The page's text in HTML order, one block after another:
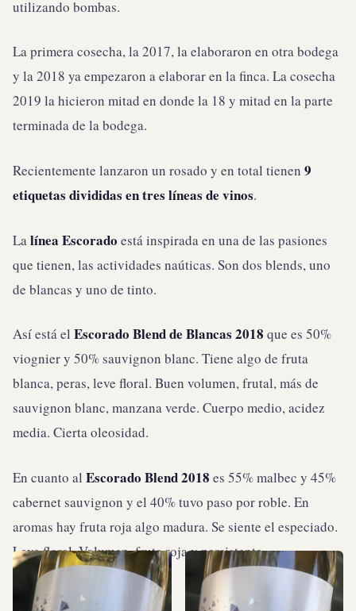
utilizando bombas.
La primera cosecha, la 2017, la elaboraron en otra bodega
y la 2018 ya empezaron a elaborar en la finca. La cosecha
2019 la hicieron mitad en donde la 18 y mitad en la parte
terminada de la bodega.
Recientemente lanzaron un rosado y en total tienen 9
etiquetas divididas en tres líneas de vinos.
La línea Escorado está inspirada en una de las pasiones
que tienen, las actividades naúticas. Son dos blends, uno
de blancas y uno de tinto.
Así está el Escorado Blend de Blancas 2018 que es 50%
viognier y 50% sauvignon blanc. Tiene algo de fruta
blanca, peras, leve floral. Buen volumen, frutal, más de
sauvignon blanc, manzana verde. Cuerpo medio, acidez
media. Cierta oleosidad.
En cuanto al Escorado Blend 2018 es 55% malbec y 45%
cabernet sauvignon y el 40% tuvo paso por roble. En
aromas hay fruta roja algo madura. Se siente el especiado.
Leve floral. Volumen, fruta roja y persistente.